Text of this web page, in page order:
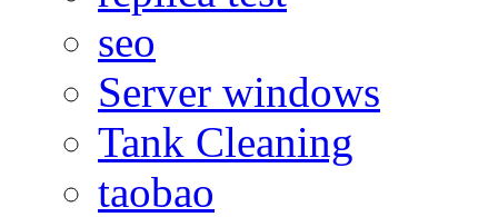
seo
Server windows
Tank Cleaning
taobao